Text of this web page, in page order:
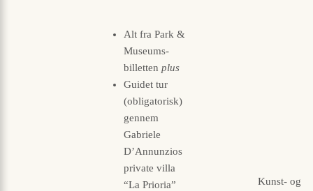
Alt fra Park &
Museums-
billetten plus
Guidet tur
(obligatorisk)
gennem
Gabriele
D’Annunzios
private villa
“La Prioria”
Kunst- og